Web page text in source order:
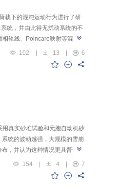
载下的混沌运动行为进行了研
统，并由此得无扰动系统的不
轨线、Poincare映射等混沌特
102 | 13 |
6
真实砂堆试验和元胞自动机砂
统的波动越强，大规模的雪崩
，并认为这种情况更具普适
154 | 4 |
7